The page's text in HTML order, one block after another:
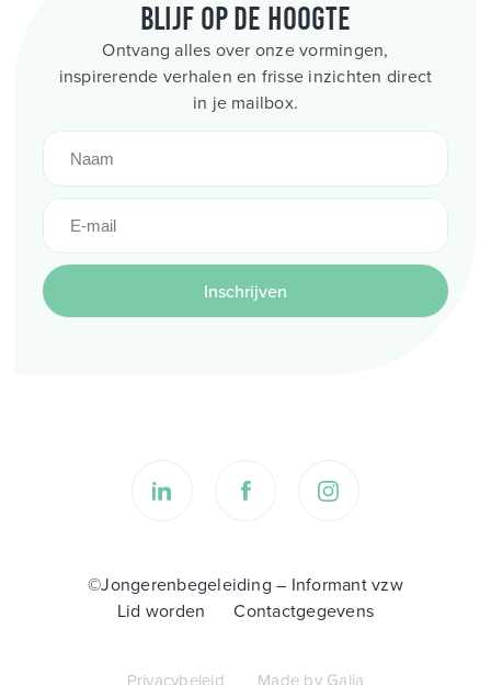
Blijf op de hoogte
Ontvang alles over onze vormingen,
inspirerende verhalen en frisse inzichten direct
in je mailbox.
Inschrijven
©Jongerenbegeleiding – Informant vzw
Lid worden
Contactgegevens
Privacybeleid Made by Galia